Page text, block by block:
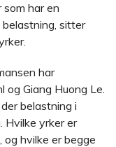
som har en
sitter
har
Giang Huong Le.
belastning i
Hvilke yrker er
hvilke er begge